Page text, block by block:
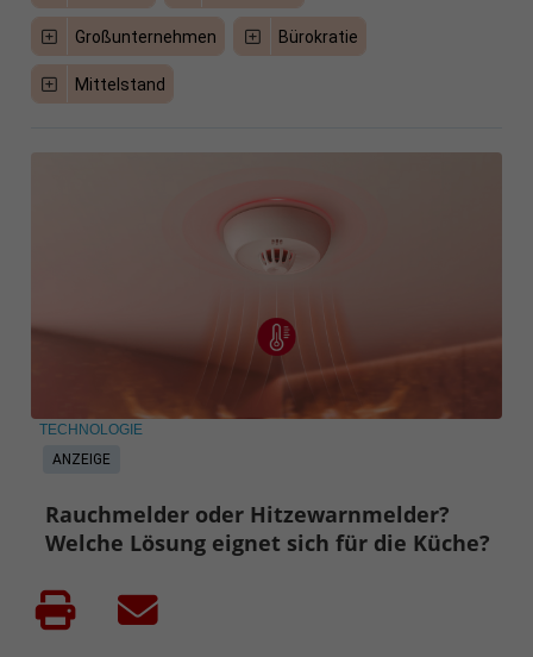
Großunternehmen Bürokratie
Mittelstand
ANZEIGE
TECHNOLOGIE
Rauchmelder oder Hitzewarnmelder?
Welche Lösung eignet sich für die Küche?